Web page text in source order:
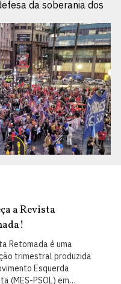
da soberania dos
a Revista
Retomada é uma
trimestral produzida
Esquerda
(MES-PSOL) em